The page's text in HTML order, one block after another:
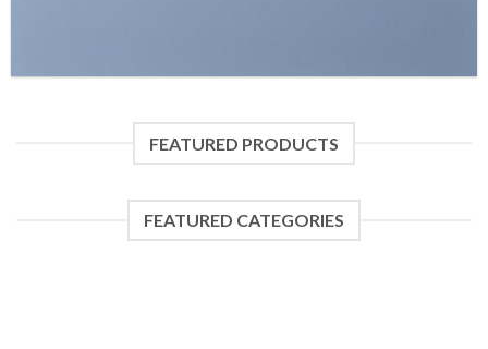
FEATURED PRODUCTS
FEATURED CATEGORIES